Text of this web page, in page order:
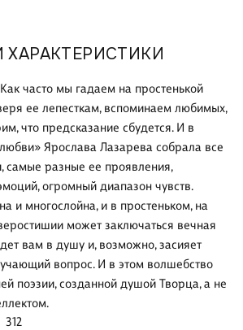
часто мы гадаем на простенькой
ее лепесткам, вспоминаем любимых,
что предсказание сбудется. И в
Ярослава Лазарева собрала все
самые разные ее проявления,
огромный диапазон чувств.
и многослойна, и в простеньком, на
может заключаться вечная
вам в душу и, возможно, засияет
вопрос. И в этом волшебство
поэзии, созданной душой Творца, а не
312